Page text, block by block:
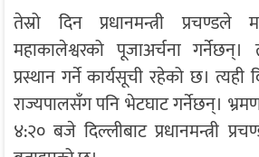
तेस्रो दिन प्रधानमन्त्री प्रचण्डले
महाकालेश्वरको पूजाअर्चना
प्रस्थान गर्ने कार्यसूची रहेको छ।
राज्यपालसँग पनि भेटघाट गर्नेछन्।
४:२० बजे दिल्लीबाट प्रधानमन्त्री